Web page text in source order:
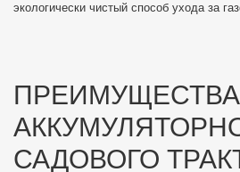
экологически чистый способ ухода за
ПРЕИМУЩЕСТВА
САДОВОГО